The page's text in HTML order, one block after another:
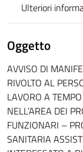
Ulteriori
Oggetto
AVVISO DI
RIVOLTO AL
LAVORO A
NELL’AREA DEI
FUNZIONARI –
SANITARIA